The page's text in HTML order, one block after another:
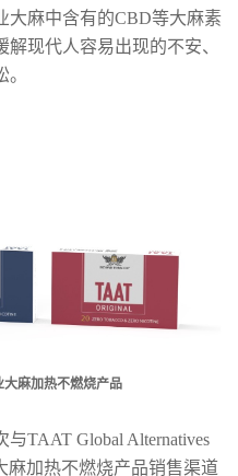
大麻中含有的CBD等大麻素
现代人容易出现的不安、
麻加热不燃烧产品
TAAT Global Alternatives
麻加热不燃烧产品销售渠道